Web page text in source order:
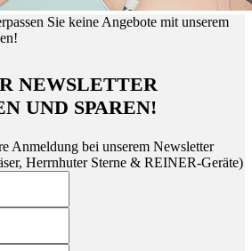
NEWSLETTER
UND SPAREN!
Anmeldung bei unserem Newsletter
Herrnhuter Sterne & REINER-Geräte)